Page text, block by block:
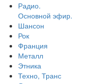
Радио.
Основной эфир.
Шансон
Рок
Франция
Металл
Этника
Техно, Транс